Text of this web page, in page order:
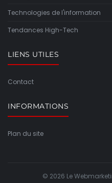
Technologies de l'information
Tendances High-Tech
LIENS UTILES
Contact
INFORMATIONS
Plan du site
© 2026 Le